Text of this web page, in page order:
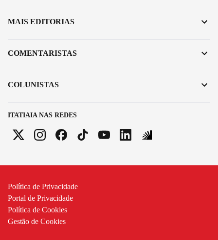
ITATIAIA NAS REDES
MAIS EDITORIAS
COMENTARISTAS
COLUNISTAS
Política de Privacidade
Portal de Privacidade
Política de Cookies
Gestão de Cookies